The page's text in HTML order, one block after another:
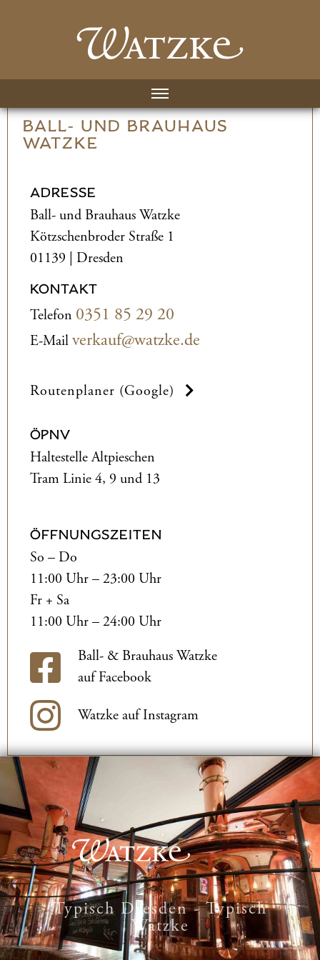
BALL- UND­ BRAUHAUS
WATZKE
ADRESSE
Ball- und­ Brauhaus Watzke
Kötzschenbroder Straße 1
01139 | Dresden
KONTAKT
Telefon 0351 85 29 20
E-Mailverkauf@watzke.de
Routenplaner (Google)
ÖPNV
Haltestelle Altpieschen
Tram Linie 4, 9 und 13
ÖFFNUNGSZEITEN
So – Do
11:00 Uhr – 23:00 Uhr
Fr + Sa
11:00 Uhr – 24:00 Uhr
Ball- & Brauhaus Watzke
auf Facebook
Watzke auf Instagram
Typisch Dresden - Typisch
Watzke